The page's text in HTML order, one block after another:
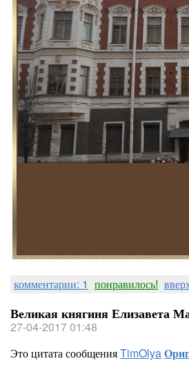
комментарии: 1 понравилось!
Великая княгиня Елизавета
27-04-2017 01:48
Это цитата сообщенияTimOlya